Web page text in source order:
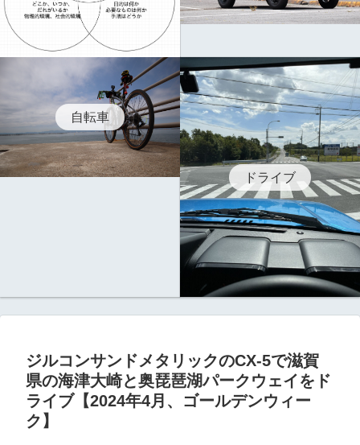
自転車
ドライブ
ジルコンサンドメタリックのCX-5で滋賀
県の海津大崎と奥琵琶湖パークウェイをド
ライブ【2024年4月、ゴールデンウィー
ク】